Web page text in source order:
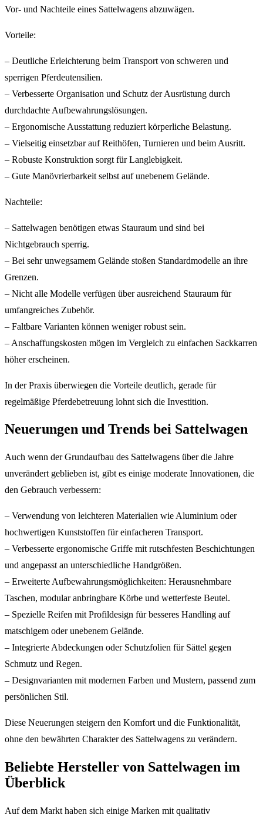
Vor- und Nachteile eines Sattelwagens abzuwägen.
Vorteile:
– Deutliche Erleichterung beim Transport von schweren und
sperrigen Pferdeutensilien.
– Verbesserte Organisation und Schutz der Ausrüstung durch
durchdachte Aufbewahrungslösungen.
– Ergonomische Ausstattung reduziert körperliche Belastung.
– Vielseitig einsetzbar auf Reithöfen, Turnieren und beim Ausritt.
– Robuste Konstruktion sorgt für Langlebigkeit.
– Gute Manövrierbarkeit selbst auf unebenem Gelände.
Nachteile:
– Sattelwagen benötigen etwas Stauraum und sind bei
Nichtgebrauch sperrig.
– Bei sehr unwegsamem Gelände stoßen Standardmodelle an ihre
Grenzen.
– Nicht alle Modelle verfügen über ausreichend Stauraum für
umfangreiches Zubehör.
– Faltbare Varianten können weniger robust sein.
– Anschaffungskosten mögen im Vergleich zu einfachen Sackkarren
höher erscheinen.
In der Praxis überwiegen die Vorteile deutlich, gerade für
regelmäßige Pferdebetreuung lohnt sich die Investition.
Neuerungen und Trends bei Sattelwagen
Auch wenn der Grundaufbau des Sattelwagens über die Jahre
unverändert geblieben ist, gibt es einige moderate Innovationen, die
den Gebrauch verbessern:
– Verwendung von leichteren Materialien wie Aluminium oder
hochwertigen Kunststoffen für einfacheren Transport.
– Verbesserte ergonomische Griffe mit rutschfesten Beschichtungen
und angepasst an unterschiedliche Handgrößen.
– Erweiterte Aufbewahrungsmöglichkeiten: Herausnehmbare
Taschen, modular anbringbare Körbe und wetterfeste Beutel.
– Spezielle Reifen mit Profildesign für besseres Handling auf
matschigem oder unebenem Gelände.
– Integrierte Abdeckungen oder Schutzfolien für Sättel gegen
Schmutz und Regen.
– Designvarianten mit modernen Farben und Mustern, passend zum
persönlichen Stil.
Diese Neuerungen steigern den Komfort und die Funktionalität,
ohne den bewährten Charakter des Sattelwagens zu verändern.
Beliebte Hersteller von Sattelwagen im
Überblick
Auf dem Markt haben sich einige Marken mit qualitativ